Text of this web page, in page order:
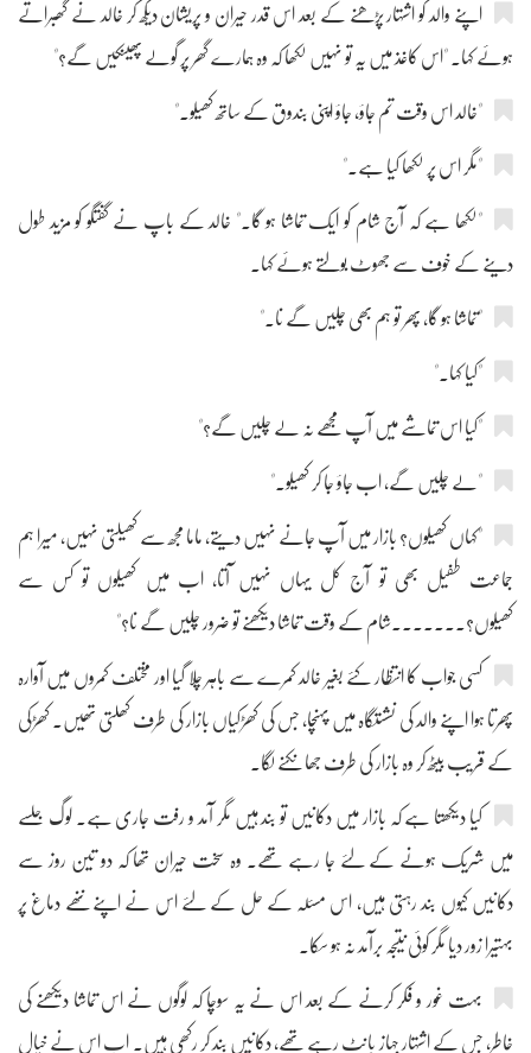
اپنے والد کو اشتہار پڑھنے کے بعد اس قدر حیران و پریشان دیکھ کر خالد نے گھبراتے
ہوئے کہا۔ "اس کاغذ میں یہ تو نہیں لکھا کہ وہ ہمارے گھر پر گولے پھینکیں گے؟"
"خالد اس وقت تم جاؤ، جاؤ اپنی بندوق کے ساتھ کھیلو۔"
"مگر اس پر لکھا کیا ہے۔"
"لکھا ہے کہ آج شام کو ایک تماشا ہو گا۔" خالد کے باپ نے گفتگو کو مزید طول
دینے کے خوف سے جھوٹ بولتے ہوئے کہا۔
"تماشا ہو گا، پھر تو ہم بھی چلیں گے نا۔"
"کیا کہا۔"
"کیا اس تماشے میں آپ مجھے نہ لے چلیں گے؟"
"لے چلیں گے، اب جاؤ جا کر کھیلو۔"
"کہاں کھیلوں؟ بازار میں آپ جانے نہیں دیتے، ماما مجھ سے کھیلتی نہیں، میرا ہم
جماعت طفیل بھی تو آج کل یہاں نہیں آتا، اب میں کھیلوں تو کس سے
کھیلوں؟۔۔۔۔۔۔۔شام کے وقت تماشا دیکھنے تو ضرور چلیں گے نا؟"
کسی جواب کا انتظار کئے بغیر خالد کمرے سے باہر چلا گیا اور مختلف کمروں میں آوارہ
پھرتا ہوا اپنے والد کی نشستگاہ میں پہنچا، جس کی کھڑکیاں بازار کی طرف کھلتی تھیں۔ کھڑکی
کے قریب بیٹھ کر وہ بازار کی طرف جھانکنے لگا۔
کیا دیکھتا ہے کہ بازار میں دکانیں تو بند ہیں مگر آمد و رفت جاری ہے۔ لوگ جلسے
میں شریک ہونے کے لئے جا رہے تھے۔ وہ سخت حیران تھا کہ دو تین روز سے
دکانیں کیوں بند رہتی ہیں، اس مسئلہ کے حل کے لئے اس نے اپنے ننھے دماغ پر
بہتیرا زور دیا مگر کوئی نتیجہ برآمد نہ ہو سکا۔
بہت غور و فکر کرنے کے بعد اس نے یہ سوچا کہ لوگوں نے اس تماشا دیکھنے کی
خاطر، جس کے اشتہار جہاز بانٹ رہے تھے، دکانیں بند کر رکھی ہیں۔ اب اس نے خیال